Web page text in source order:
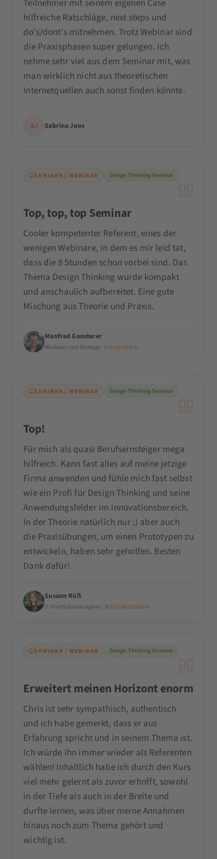
Teilnehmer mit seinem eigenen Case
hilfreiche Ratschläge, next steps und
do's/dont's mitnehmen. Trotz Webinar sind
die Praxisphasen super gelungen. Ich
nehme sehr viel aus dem Seminar mit, was
man wirklich nicht aus theoretischen
Internetquellen auch sonst finden könnte.
SJ Sabrina Joos
SEMINAR / WEBINAR Design Thinking Seminar
Top, top, top Seminar
Cooler kompetenter Referent, eines der
wenigen Webinare, in dem es mir leid tat,
dass die 8 Stunden schon vorbei sind. Das
Thema Design Thinking wurde kompakt
und anschaulich aufbereitet. Eine gute
Mischung aus Theorie und Praxis.
Manfred Gansterer
Marketer und Stratege · Futura GmbH
SEMINAR / WEBINAR Design Thinking Seminar
Top!
Für mich als quasi Berufseinsteiger mega
hilfreich. Kann fast alles auf meine jetzige
Firma anwenden und fühle mich fast selbst
wie ein Profi für Design Thinking und seine
Anwendungsfelder im Innovationsbereich.
In der Theorie natürlich nur ;) aber auch
die Praxisübungen, um einen Prototypen zu
entwickeln, haben sehr geholfen. Besten
Dank dafür!
Susann Rüß
IT-Portfoliomanagerin ·Toll Collect GmbH
SEMINAR / WEBINAR Design Thinking Seminar
Erweitert meinen Horizont enorm
Chris ist sehr sympathisch, authentisch
und ich habe gemerkt, dass er aus
Erfahrung spricht und in seinem Thema ist.
Ich würde ihn immer wieder als Referenten
wählen! Inhaltlich habe ich durch den Kurs
viel mehr gelernt als zuvor erhofft, sowohl
in der Tiefe als auch in der Breite und
durfte lernen, was über meine Annahmen
hinaus noch zum Thema gehört und
wichtig ist.